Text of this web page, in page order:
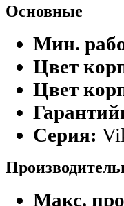
Основные
Мин.
Цвет
Цвет
Серия:
Макс.